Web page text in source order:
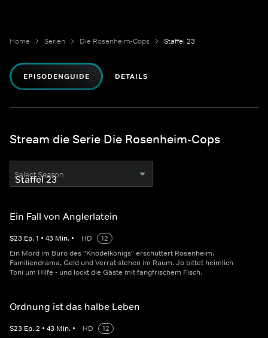
Home Serien Die Rosenheim-Cops Staffel 23
EPISODENGUIDE DETAILS
Stream die Serie Die Rosenheim-Cops
Select Season
Ein Fall von Anglerlatein
S23 Ep.1 • 43 Min. • HD
12
Ein Mord im Büro des "Knödelkönigs" erschüttert Rosenheim.
Familiendrama, Geld und Verrat stehen im Raum. Jo bittet heimlich
Toni um Hilfe - und lockt die Gäste mit fangfrischem Fisch.
Ordnung ist das halbe Leben
S23 Ep.2 • 43 Min. • HD
12